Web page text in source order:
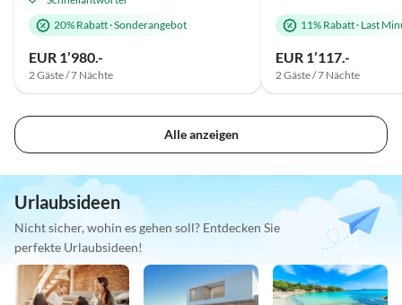
20% Rabatt·Sonderangebot
EUR 1’980.-
2 Gäste / 7 Nächte
11% Rabatt· Last
EUR 1’117.-
2 Gäste / 7 Nächte
Alle anzeigen
Urlaubsideen
Nicht sicher, wohin es gehen soll? Entdecken Sie
perfekte Urlaubsideen!